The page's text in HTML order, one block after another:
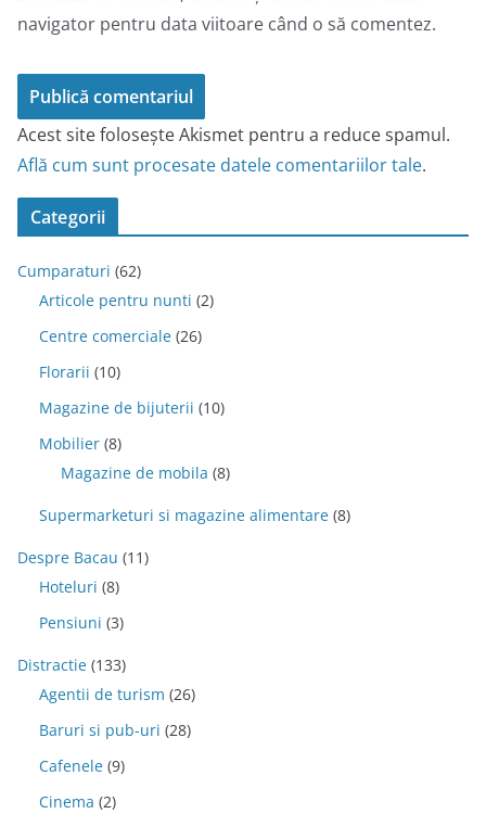
navigator pentru data viitoare când o să comentez.
Acest site folosește Akismet pentru a reduce spamul.
Află cum sunt procesate datele comentariilor tale.
Categorii
Cumparaturi (62)
Articole pentru nunti (2)
Centre comerciale (26)
Florarii (10)
Magazine de bijuterii (10)
Mobilier (8)
Magazine de mobila (8)
Supermarketuri si magazine alimentare (8)
Despre Bacau (11)
Hoteluri (8)
Pensiuni (3)
Distractie (133)
Agentii de turism (26)
Baruri si pub-uri (28)
Cafenele (9)
Cinema (2)